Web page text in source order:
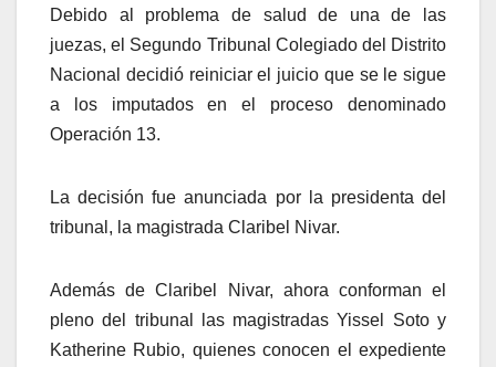
Debido al problema de salud de una de las
juezas, el Segundo Tribunal Colegiado del Distrito
Nacional decidió reiniciar el juicio que se le sigue
a los imputados en el proceso denominado
Operación 13.
La decisión fue anunciada por la presidenta del
tribunal, la magistrada Claribel Nivar.
Además de Claribel Nivar, ahora conforman el
pleno del tribunal las magistradas Yissel Soto y
Katherine Rubio, quienes conocen el expediente